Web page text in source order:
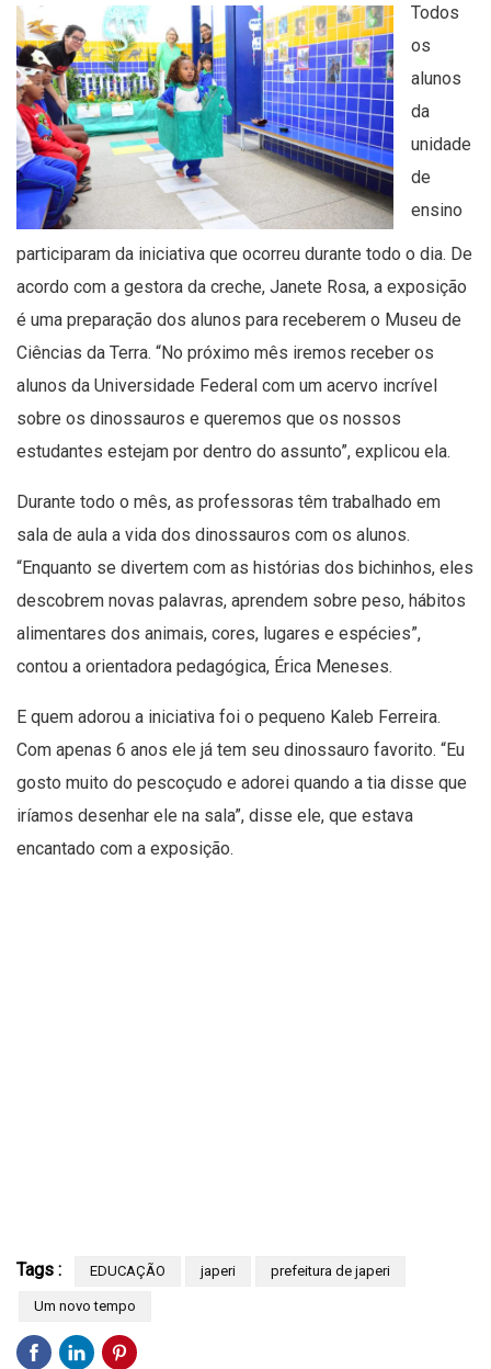
Todos
os
alunos
da
unidade
de
ensino
participaram da iniciativa que ocorreu durante todo o dia. De
acordo com a gestora da creche, Janete Rosa, a exposição
é uma preparação dos alunos para receberem o Museu de
Ciências da Terra. “No próximo mês iremos receber os
alunos da Universidade Federal com um acervo incrível
sobre os dinossauros e queremos que os nossos
estudantes estejam por dentro do assunto”, explicou ela.
Durante todo o mês, as professoras têm trabalhado em
sala de aula a vida dos dinossauros com os alunos.
“Enquanto se divertem com as histórias dos bichinhos, eles
descobrem novas palavras, aprendem sobre peso, hábitos
alimentares dos animais, cores, lugares e espécies”,
contou a orientadora pedagógica, Érica Meneses.
E quem adorou a iniciativa foi o pequeno Kaleb Ferreira.
Com apenas 6 anos ele já tem seu dinossauro favorito. “Eu
gosto muito do pescoçudo e adorei quando a tia disse que
iríamos desenhar ele na sala”, disse ele, que estava
encantado com a exposição.
Tags : EDUCAÇÃO japeri prefeitura de japeri
Um novo tempo